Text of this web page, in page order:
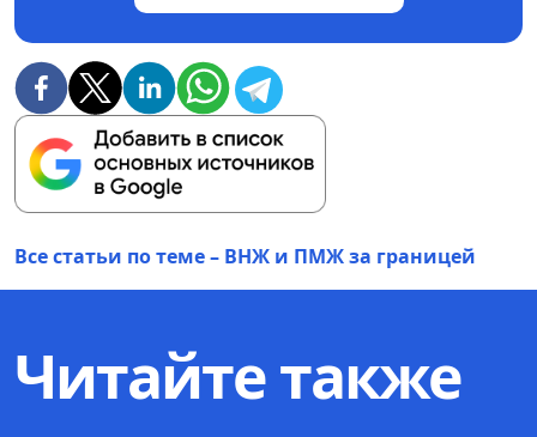
Все статьи по теме – ВНЖ и ПМЖ за границей
Читайте также